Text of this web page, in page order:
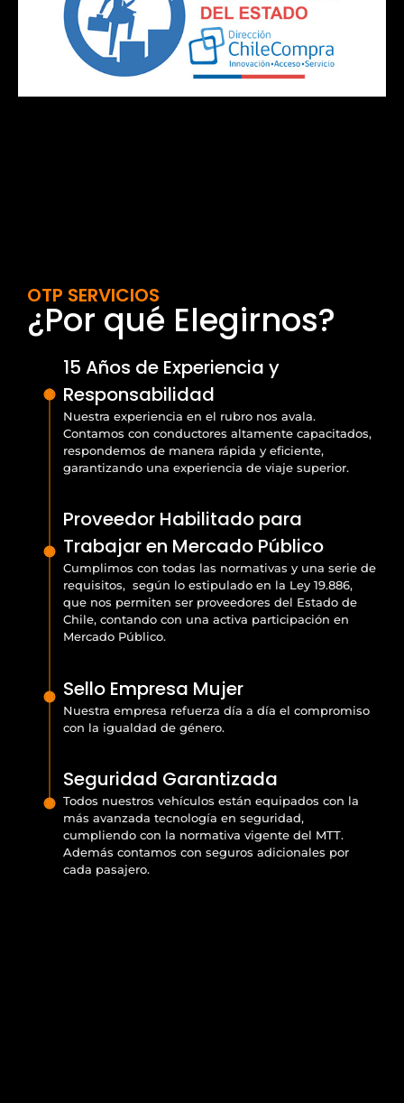
OTP SERVICIOS
¿Por qué Elegirnos?
15 Años de Experiencia y
Responsabilidad
Nuestra experiencia en el rubro nos avala.
Contamos con conductores altamente capacitados,
respondemos de manera rápida y eficiente,
garantizando una experiencia de viaje superior.
Proveedor Habilitado para
Trabajar en Mercado Público
Cumplimos con todas las normativas y una serie de
requisitos, según lo estipulado en la Ley 19.886,
que nos permiten ser proveedores del Estado de
Chile, contando con una activa participación en
Mercado Público.
Sello Empresa Mujer
Nuestra empresa refuerza día a día el compromiso
con la igualdad de género.
Seguridad Garantizada
Todos nuestros vehículos están equipados con la
más avanzada tecnología en seguridad,
cumpliendo con la normativa vigente del MTT.
Además contamos con seguros adicionales por
cada pasajero.